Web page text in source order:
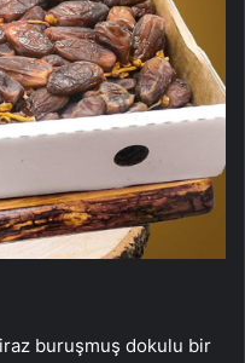
buruşmuş dokulu bir